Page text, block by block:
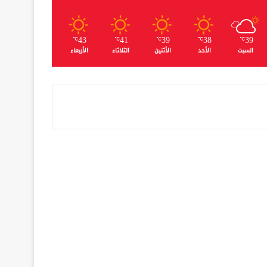
39
℃
السبت
38
℃
الأحد
39
℃
الأثنين
41
℃
الثلاثاء
43
℃
الأربعاء